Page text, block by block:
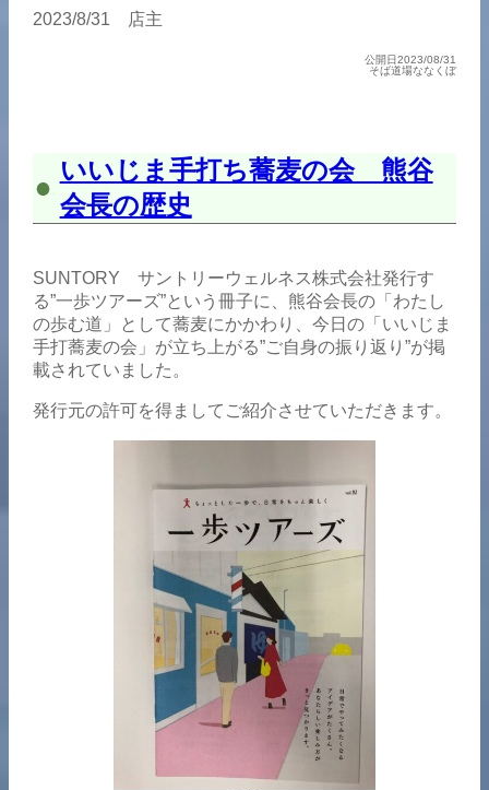
2023/8/31 店主
公開日2023/08/31
そば道場ななくぼ
いいじま手打ち蕎麦の会 熊谷
会長の歴史
SUNTORY サントリーウェルネス株式会社発行す
る”一歩ツアーズ”という冊子に、熊谷会長の「わたし
の歩む道」として蕎麦にかかわり、今日の「いいじま
手打蕎麦の会」が立ち上がる”ご自身の振り返り”が掲
載されていました。
発行元の許可を得ましてご紹介させていただきます。